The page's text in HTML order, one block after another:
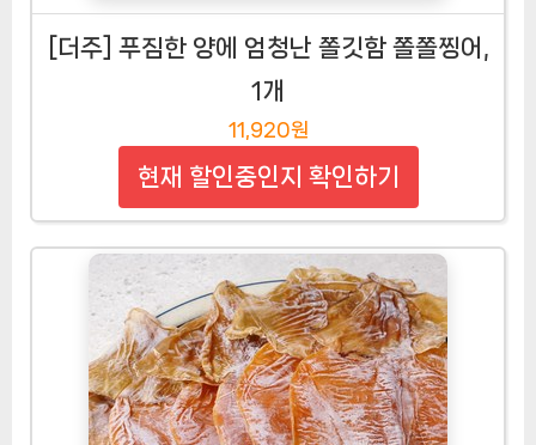
[더주] 푸짐한 양에 엄청난 쫄깃함 쫄쫄찡어,
1개
11,920원
현재 할인중인지 확인하기